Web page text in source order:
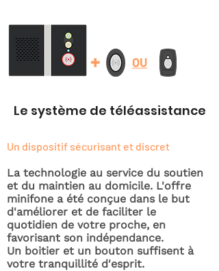
+ OU
Le système de téléassistance
Un dispositif sécurisant et discret
La technologie au service du soutien
et du maintien au domicile. L'offre
minifone a été conçue dans le but
d'améliorer et de faciliter le
quotidien de votre proche, en
favorisant son indépendance.
Un boitier et un bouton suffisent à
votre tranquillité d'esprit.